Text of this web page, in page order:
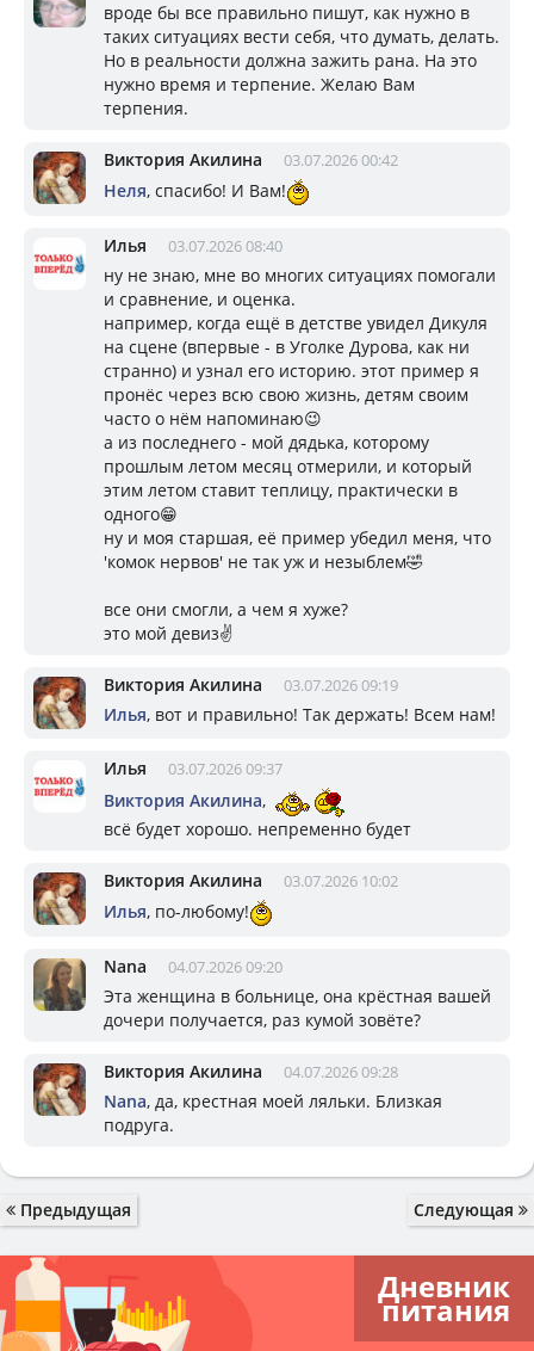
вроде бы все правильно пишут, как нужно в
таких ситуациях вести себя, что думать, делать.
Но в реальности должна зажить рана. На это
нужно время и терпение. Желаю Вам
терпения.
Виктория Акилина 03.07.2026 00:42
Неля, спасибо! И Вам!
Илья 03.07.2026 08:40
ну не знаю, мне во многих ситуациях помогали
и сравнение, и оценка.
например, когда ещё в детстве увидел Дикуля
на сцене (впервые - в Уголке Дурова, как ни
странно) и узнал его историю. этот пример я
пронёс через всю свою жизнь, детям своим
часто о нём напоминаю😉
а из последнего - мой дядька, которому
прошлым летом месяц отмерили, и который
этим летом ставит теплицу, практически в
одного😁
ну и моя старшая, её пример убедил меня, что
'комок нервов' не так уж и незыблем🤣
все они смогли, а чем я хуже?
это мой девиз✌️
Виктория Акилина 03.07.2026 09:19
Илья, вот и правильно! Так держать! Всем нам!
Илья 03.07.2026 09:37
Виктория Акилина,
всё будет хорошо. непременно будет
Виктория Акилина 03.07.2026 10:02
Илья, по-любому!
Nana 04.07.2026 09:20
Эта женщина в больнице, она крёстная вашей
дочери получается, раз кумой зовёте?
Виктория Акилина 04.07.2026 09:28
Nana, да, крестная моей ляльки. Близкая
подруга.
Предыдущая Следующая
Дневник
питания